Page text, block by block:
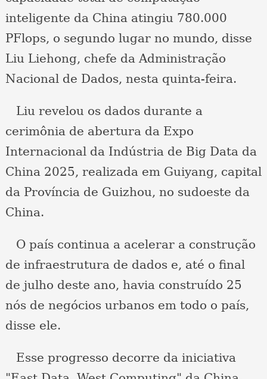
inteligente da China atingiu 780.000
PFlops, o segundo lugar no mundo, disse
Liu Liehong, chefe da Administração
Nacional de Dados, nesta quinta-feira.
Liu revelou os dados durante a
cerimônia de abertura da Expo
Internacional da Indústria de Big Data da
China 2025, realizada em Guiyang, capital
da Província de Guizhou, no sudoeste da
China.
O país continua a acelerar a construção
de infraestrutura de dados e, até o final
de julho deste ano, havia construído 25
nós de negócios urbanos em todo o país,
disse ele.
Esse progresso decorre da iniciativa